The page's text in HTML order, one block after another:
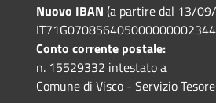
Nuovo IBAN (a partire dal 13/
Conto corrente postale:
n. 15529332 intestato a
Comune di Visco - Servizio